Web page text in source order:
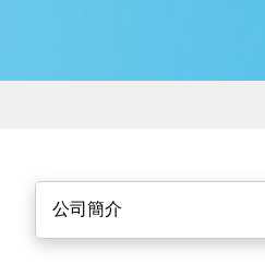
公司簡介